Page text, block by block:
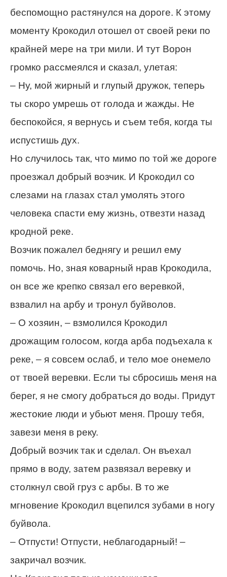
беспомощно растянулся на дороге. К этому
моменту Крокодил отошел от своей реки по
крайней мере на три мили. И тут Ворон
громко рассмеялся и сказал, улетая:
– Ну, мой жирный и глупый дружок, теперь
ты скоро умрешь от голода и жажды. Не
беспокойся, я вернусь и съем тебя, когда ты
испустишь дух.
Но случилось так, что мимо по той же дороге
проезжал добрый возчик. И Крокодил со
слезами на глазах стал умолять этого
человека спасти ему жизнь, отвезти назад
кродной реке.
Возчик пожалел беднягу и решил ему
помочь. Но, зная коварный нрав Крокодила,
он все же крепко связал его веревкой,
взвалил на арбу и тронул буйволов.
– О хозяин, – взмолился Крокодил
дрожащим голосом, когда арба подъехала к
реке, – я совсем ослаб, и тело мое онемело
от твоей веревки. Если ты сбросишь меня на
берег, я не смогу добраться до воды. Придут
жестокие люди и убьют меня. Прошу тебя,
завези меня в реку.
Добрый возчик так и сделал. Он въехал
прямо в воду, затем развязал веревку и
столкнул свой груз с арбы. В то же
мгновение Крокодил вцепился зубами в ногу
буйвола.
– Отпусти! Отпусти, неблагодарный! –
закричал возчик.